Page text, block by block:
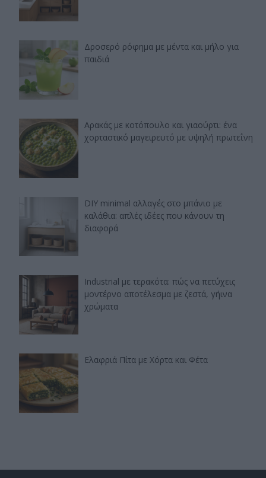
Δροσερό ρόφημα με μέντα και μήλο για
παιδιά
Αρακάς με κοτόπουλο και γιαούρτι: ένα
χορταστικό μαγειρευτό με υψηλή πρωτεΐνη
DIY minimal αλλαγές στο μπάνιο με
καλάθια: απλές ιδέες που κάνουν τη
διαφορά
Industrial με τερακότα: πώς να πετύχεις
μοντέρνο αποτέλεσμα με ζεστά, γήινα
χρώματα
Ελαφριά Πίτα με Χόρτα και Φέτα